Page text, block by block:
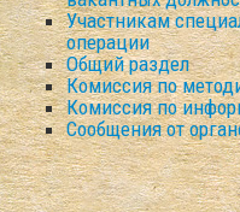
Участникам
операции
Общий раздел
Комиссия по
Комиссия по
Сообщения от